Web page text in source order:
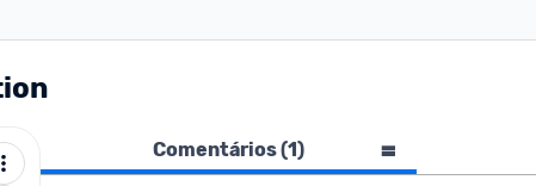
Comentários (1)